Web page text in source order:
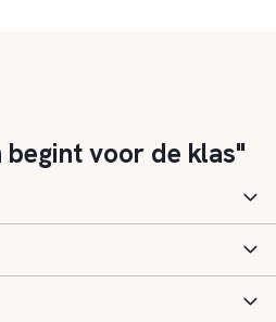
begint voor de klas"